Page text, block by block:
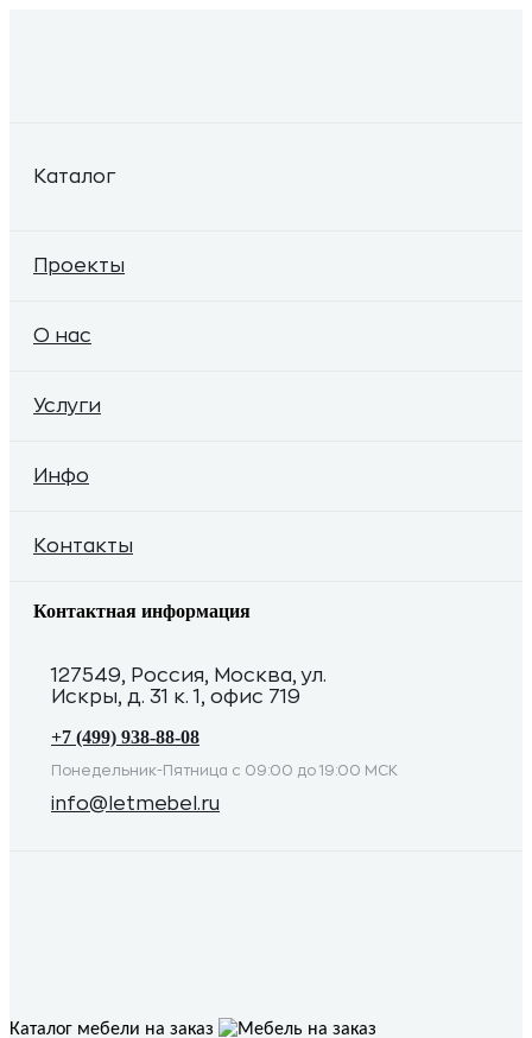
Каталог
Проекты
О нас
Услуги
Инфо
Контакты
Контактная информация
127549, Россия, Москва, ул.
Искры, д. 31 к. 1, офис 719
+7 (499) 938-88-08
Понедельник-Пятница с 09:00 до 19:00 МСК
info@letmebel.ru
Каталог мебели на заказ